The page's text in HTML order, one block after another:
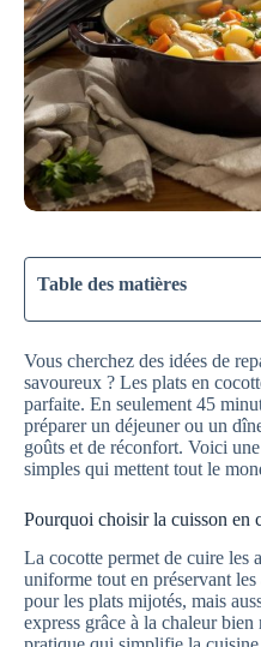
Table des matières
Vous cherchez des idées de
savoureux ? Les plats en
parfaite. En seulement 45
préparer un déjeuner ou un
goûts et de réconfort. Voici
simples qui mettent tout le
Pourquoi choisir la cuisson en
La cocotte permet de cuire les
uniforme tout en préservant
pour les plats mijotés, mais
express grâce à la chaleur